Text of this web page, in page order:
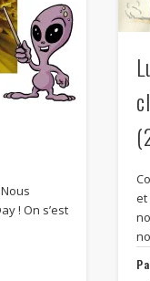
! On s’est
et